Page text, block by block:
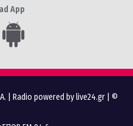
App
Radio powered by live24.gr | ©